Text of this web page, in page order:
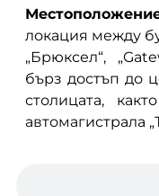
локация между
„Брюксел“,
бърз достъп до
столицата,
автомагистрала